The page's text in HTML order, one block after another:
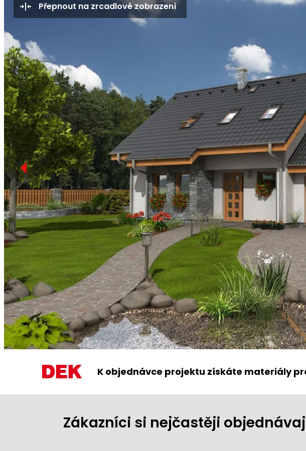
Přepnout na zrcadlové zobrazení
K objednávce projektu získáte materiály
Zákazníci si nejčastěji